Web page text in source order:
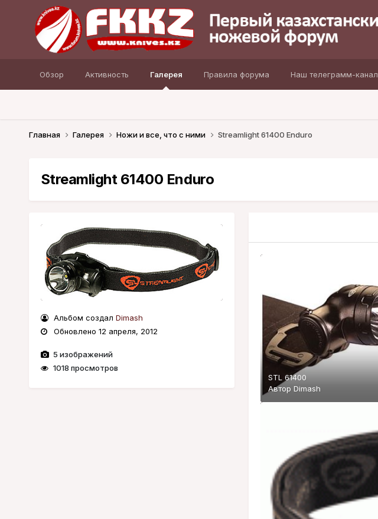
Обзор Активность Галерея Правила форума Наш телеграмм-канал
Главная Галерея Ножи и все, что с ними Streamlight 61400 Enduro
Streamlight 61400 Enduro
Альбом создал Dimash
Обновлено 12 апреля, 2012
5 изображений
1018 просмотров
STL 61400
Автор Dimash